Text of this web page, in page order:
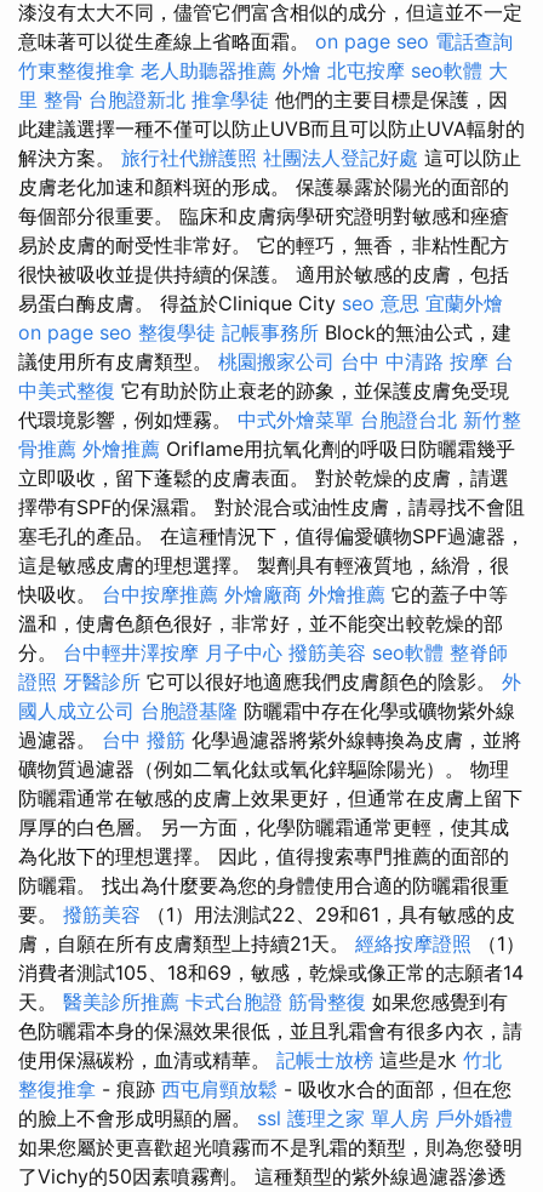
漆沒有太大不同，儘管它們富含相似的成分，但這並不一定
意味著可以從生產線上省略面霜。 on page seo 電話查詢
竹東整復推拿 老人助聽器推薦 外燴 北屯按摩 seo軟體 大
里 整骨 台胞證新北 推拿學徒 他們的主要目標是保護，因
此建議選擇一種不僅可以防止UVB而且可以防止UVA輻射的
解決方案。 旅行社代辦護照 社團法人登記好處 這可以防止
皮膚老化加速和顏料斑的形成。 保護暴露於陽光的面部的
每個部分很重要。 臨床和皮膚病學研究證明對敏感和痤瘡
易於皮膚的耐受性非常好。 它的輕巧，無香，非粘性配方
很快被吸收並提供持續的保護。 適用於敏感的皮膚，包括
易蛋白酶皮膚。 得益於Clinique City seo 意思 宜蘭外燴
on page seo 整復學徒 記帳事務所 Block的無油公式，建
議使用所有皮膚類型。 桃園搬家公司 台中 中清路 按摩 台
中美式整復 它有助於防止衰老的跡象，並保護皮膚免受現
代環境影響，例如煙霧。 中式外燴菜單 台胞證台北 新竹整
骨推薦 外燴推薦 Oriflame用抗氧化劑的呼吸日防曬霜幾乎
立即吸收，留下蓬鬆的皮膚表面。 對於乾燥的皮膚，請選
擇帶有SPF的保濕霜。 對於混合或油性皮膚，請尋找不會阻
塞毛孔的產品。 在這種情況下，值得偏愛礦物SPF過濾器，
這是敏感皮膚的理想選擇。 製劑具有輕液質地，絲滑，很
快吸收。 台中按摩推薦 外燴廠商 外燴推薦 它的蓋子中等
溫和，使膚色顏色很好，非常好，並不能突出較乾燥的部
分。 台中輕井澤按摩 月子中心 撥筋美容 seo軟體 整脊師
證照 牙醫診所 它可以很好地適應我們皮膚顏色的陰影。 外
國人成立公司 台胞證基隆 防曬霜中存在化學或礦物紫外線
過濾器。 台中 撥筋 化學過濾器將紫外線轉換為皮膚，並將
礦物質過濾器（例如二氧化鈦或氧化鋅驅除陽光）。 物理
防曬霜通常在敏感的皮膚上效果更好，但通常在皮膚上留下
厚厚的白色層。 另一方面，化學防曬霜通常更輕，使其成
為化妝下的理想選擇。 因此，值得搜索專門推薦的面部的
防曬霜。 找出為什麼要為您的身體使用合適的防曬霜很重
要。 撥筋美容 （1）用法測試22、29和61，具有敏感的皮
膚，自願在所有皮膚類型上持續21天。 經絡按摩證照 （1）
消費者測試105、18和69，敏感，乾燥或像正常的志願者14
天。 醫美診所推薦 卡式台胞證 筋骨整復 如果您感覺到有
色防曬霜本身的保濕效果很低，並且乳霜會有很多內衣，請
使用保濕碳粉，血清或精華。 記帳士放榜 這些是水 竹北
整復推拿 - 痕跡 西屯肩頸放鬆 - 吸收水合的面部，但在您
的臉上不會形成明顯的層。 ssl 護理之家 單人房 戶外婚禮
如果您屬於更喜歡超光噴霧而不是乳霜的類型，則為您發明
了Vichy的50因素噴霧劑。 這種類型的紫外線過濾器滲透